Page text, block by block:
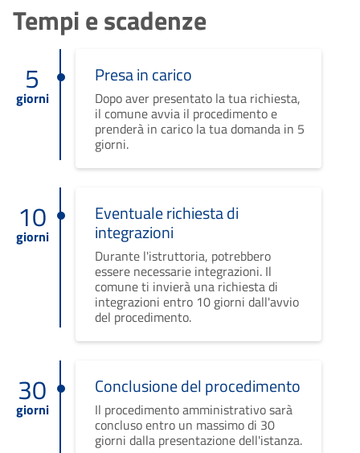
Tempi e scadenze
5
giorni
Presa in carico
Dopo aver presentato la tua richiesta,
il comune avvia il procedimento e
prenderà in carico la tua domanda in 5
giorni.
10
giorni
Eventuale richiesta di
integrazioni
Durante l'istruttoria, potrebbero
essere necessarie integrazioni. Il
comune ti invierà una richiesta di
integrazioni entro 10 giorni dall'avvio
del procedimento.
30
giorni
Conclusione del procedimento
Il procedimento amministrativo sarà
concluso entro un massimo di 30
giorni dalla presentazione dell'istanza.